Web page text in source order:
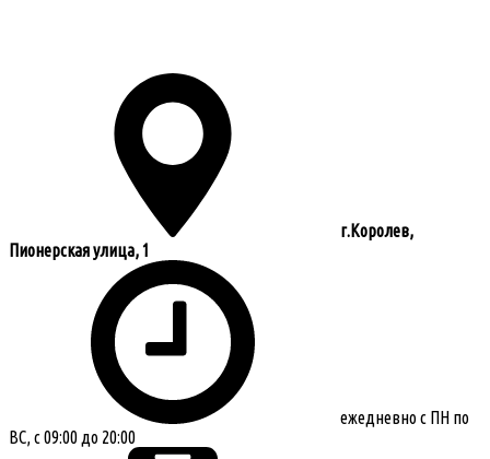
г.Королев,
Пионерская улица, 1
ежедневно с ПН по
ВС, с 09:00 до 20:00